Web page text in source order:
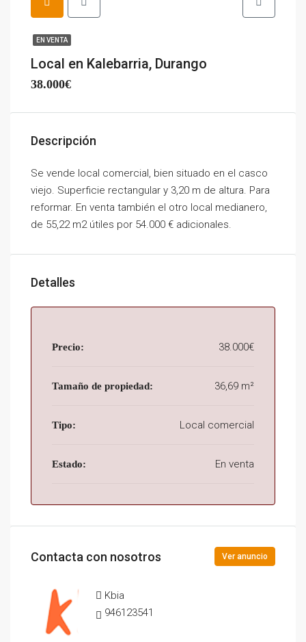
EN VENTA
Local en Kalebarria, Durango
38.000€
Descripción
Se vende local comercial, bien situado en el casco
viejo. Superficie rectangular y 3,20 m de altura. Para
reformar. En venta también el otro local medianero,
de 55,22 m2 útiles por 54.000 € adicionales.
Detalles
Precio: 38.000€
Tamaño de propiedad: 36,69 m²
Tipo: Local comercial
Estado: En venta
Contacta con nosotros Ver anuncio
Kbia
946123541